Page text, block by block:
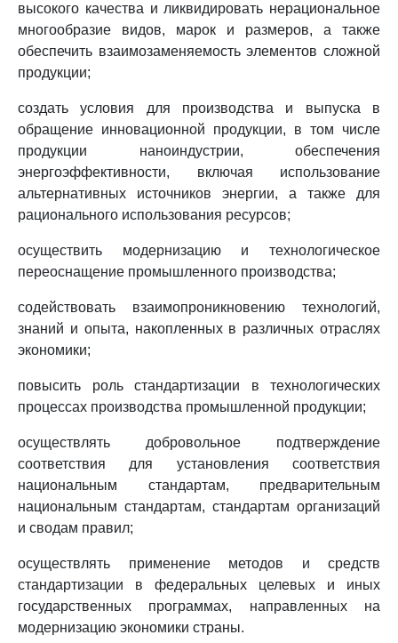
высокого качества и ликвидировать нерациональное
многообразие видов, марок и размеров, а также
обеспечить взаимозаменяемость элементов сложной
продукции;
создать условия для производства и выпуска в
обращение инновационной продукции, в том числе
продукции наноиндустрии, обеспечения
энергоэффективности, включая использование
альтернативных источников энергии, а также для
рационального использования ресурсов;
осуществить модернизацию и технологическое
переоснащение промышленного производства;
содействовать взаимопроникновению технологий,
знаний и опыта, накопленных в различных отраслях
экономики;
повысить роль стандартизации в технологических
процессах производства промышленной продукции;
осуществлять добровольное подтверждение
соответствия для установления соответствия
национальным стандартам, предварительным
национальным стандартам, стандартам организаций
и сводам правил;
осуществлять применение методов и средств
стандартизации в федеральных целевых и иных
государственных программах, направленных на
модернизацию экономики страны.